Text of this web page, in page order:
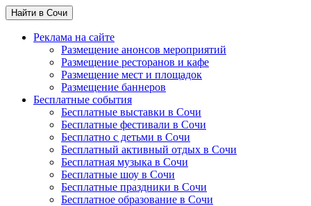
Найти в Сочи
Реклама на сайте
Размещение анонсов мероприятий
Размещение ресторанов и кафе
Размещение мест и площадок
Размещение баннеров
Бесплатные события
Бесплатные выставки в Сочи
Бесплатные фестивали в Сочи
Бесплатно с детьми в Сочи
Бесплатный активный отдых в Сочи
Бесплатная музыка в Сочи
Бесплатные шоу в Сочи
Бесплатные праздники в Сочи
Бесплатное образование в Сочи